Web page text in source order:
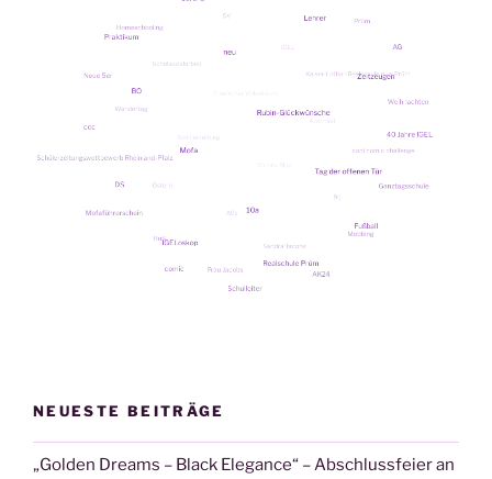
NEUESTE BEITRÄGE
„Golden Dreams – Black Elegance“ – Abschlussfeier an